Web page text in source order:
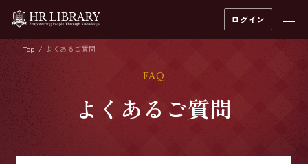
ログイン
Top よくあるご質問
FAQ
よくあるご質問